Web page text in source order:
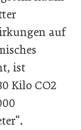
auf
ist
Kilo CO2